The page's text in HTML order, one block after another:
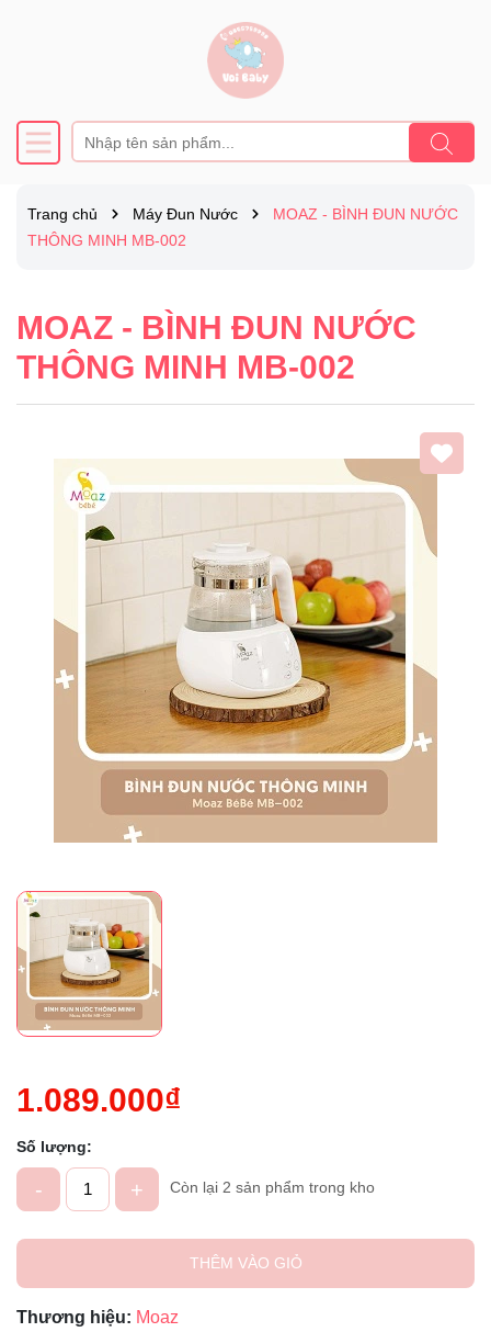
Trang chủ Máy Đun Nước
MOAZ - BÌNH ĐUN NƯỚC
THÔNG MINH MB-002
MOAZ - BÌNH ĐUN NƯỚC
THÔNG MINH MB-002
1.089.000₫
Số lượng:
- + Còn lại 2 sản phẩm trong kho
THÊM VÀO GIỎ
Thương hiệu: Moaz
Mã giảm giá: